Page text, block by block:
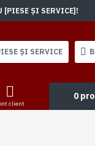
[PIESE ȘI SERVICE]!
ȘI SERVICE
client
0